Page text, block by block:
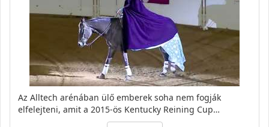
Az Alltech arénában ülő emberek soha nem fogják
elfelejteni, amit a 2015-ös Kentucky Reining Cup…